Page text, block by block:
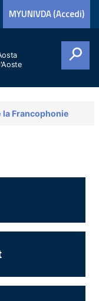
MYUNIVDA (Accedi)
Francophonie